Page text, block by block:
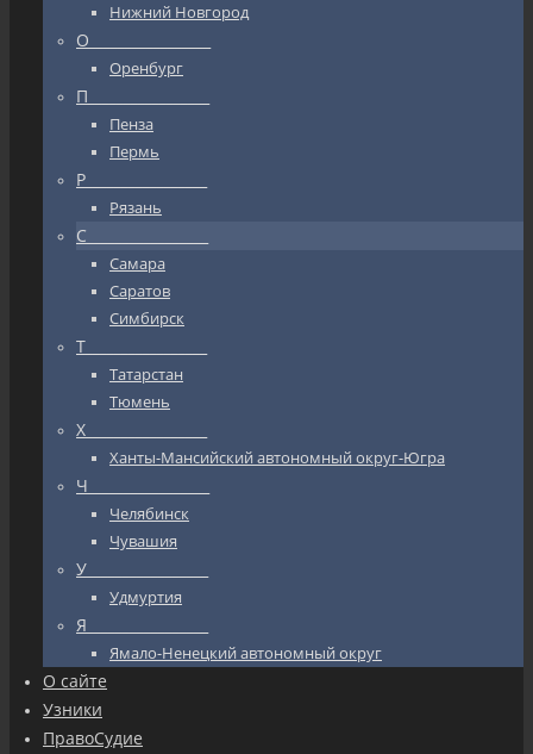
Нижний Новгород
О_________________
Оренбург
П_________________
Пенза
Пермь
Р_________________
Рязань
С_________________
Самара
Саратов
Симбирск
Т_________________
Татарстан
Тюмень
Х_________________
Ханты-Мансийский автономный округ-Югра
Ч_________________
Челябинск
Чувашия
У_________________
Удмуртия
Я_________________
Ямало-Ненецкий автономный округ
О сайте
Узники
ПравоСудие